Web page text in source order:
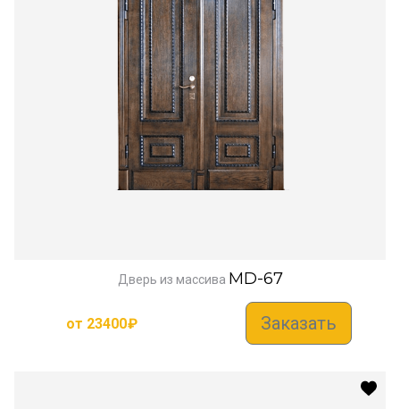
Дверь из массива MD-67
от 23400₽ Заказать